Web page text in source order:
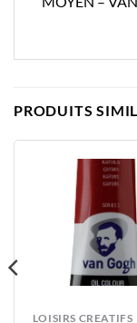
PRODUITS
LOISIRS CREATIFS